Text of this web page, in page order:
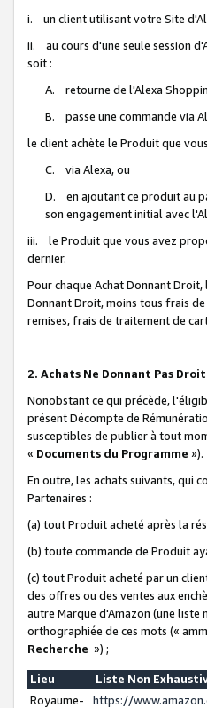
i. un client utilisant votre Site
ii. au cours d'une seule session
soit :
A. retourne de l'Alexa
B. passe une commande via
le client achète le Produit que
C. via Alexa, ou
D. en ajoutant ce produit au
son engagement initial avec
iii. le Produit que vous avez
dernier.
Pour chaque Achat Donnant Droit,
Donnant Droit, moins tous frais
remises, frais de traitement de
2. Achats Ne Donnant Pas Droit
Nonobstant ce qui précède,
présent Décompte de
susceptibles de publier à tout
« Documents du Programme »).
En outre, les achats suivants, qui
Partenaires :
(a) tout Produit acheté après la
(b) toute commande de Produit
(c) tout Produit acheté par un
des offres ou des ventes aux
autre Marque d'Amazon (une liste
orthographiée de ces mots («
Recherche ») ;
Lieu
Liste Non
Royaume-
https://